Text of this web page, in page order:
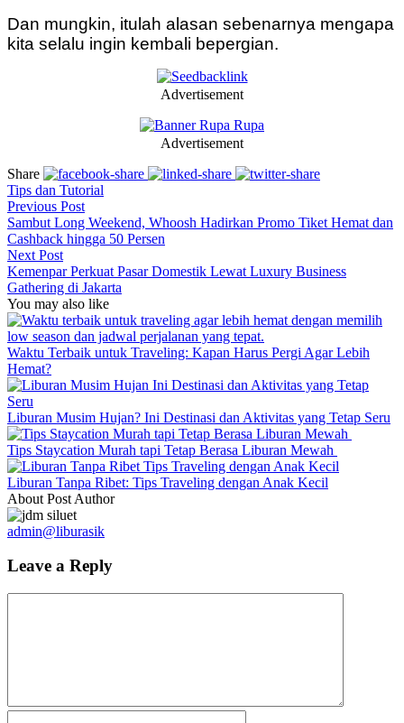
Dan mungkin, itulah alasan sebenarnya mengapa
kita selalu ingin kembali bepergian.
Advertisement
Advertisement
Share
Tips dan Tutorial
Previous Post
Sambut Long Weekend, Whoosh Hadirkan Promo Tiket Hemat dan
Cashback hingga 50 Persen
Next Post
Kemenpar Perkuat Pasar Domestik Lewat Luxury Business
Gathering di Jakarta
You may also like
Waktu Terbaik untuk Traveling: Kapan Harus Pergi Agar Lebih
Hemat?
Liburan Musim Hujan? Ini Destinasi dan Aktivitas yang Tetap Seru
Tips Staycation Murah tapi Tetap Berasa Liburan Mewah
Liburan Tanpa Ribet: Tips Traveling dengan Anak Kecil
About Post Author
admin@liburasik
Leave a Reply